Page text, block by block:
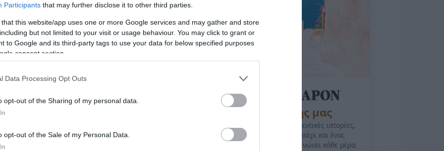
Participants that may further disclose it to other third parties.
that this website/app uses one or more Google services and may gather and store
but not limited to your visit or usage behaviour. You may click to grant or
to Google and its third-party tags to use your data for below specified purposes
consent section.
Data Processing Opt Outs
opt-out of the Sharing of my personal data.
opt-out of the Sale of my Personal Data.
είναι να βρει τον δολοφόνο του. Σύμμαχός της σε αυτή την
όμως, κρύβει τον πραγματικό σκοπό της άφιξής του
ανάμεσά τους, αλλά τα εμπόδια θα είναι δύσκολο να
της Ζωής μας
Οι άνθρωποι, οι αυθεντικές ιστορίες,
το ελληνικό καλοκαίρι και ένας
πολιτισμός που μας ενώνει κάθε μέρα.